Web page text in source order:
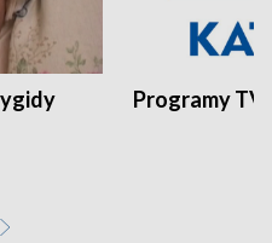
Programy